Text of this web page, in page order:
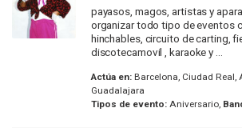
payasos, magos, artistas y
organizar todo tipo de eventos
hinchables, circuito de carting,
discotecamovil , karaoke y ...
Actúa en:Barcelona, Ciudad Real,
Guadalajara
Tipos de evento:Aniversario,